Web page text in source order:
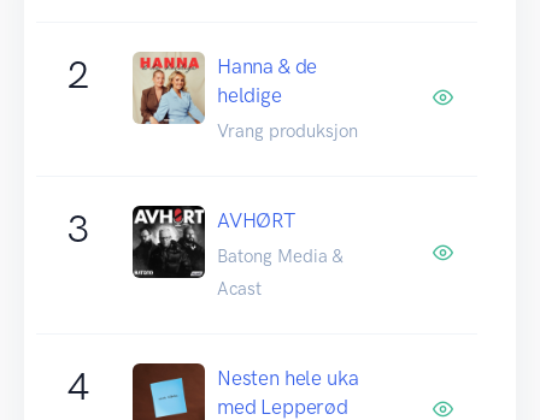
2
Hanna & de
heldige
Vrang produksjon
3 AVHØRT
Batong Media &
Acast
4
Nesten hele uka
med Lepperød